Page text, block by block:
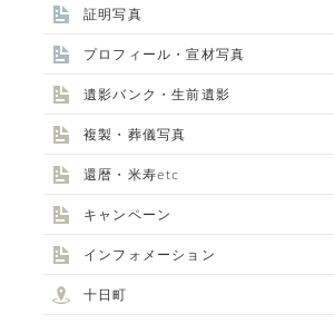
証明写真
プロフィール・宣材写真
遺影バンク・生前遺影
複製・葬儀写真
還暦・米寿etc
キャンペーン
インフォメーション
十日町